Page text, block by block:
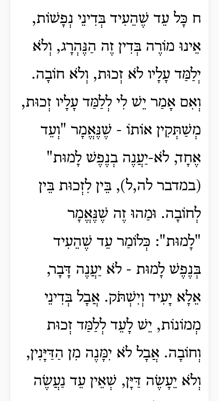
ח כָּל עֵד שֶׁהֵעִיד בְּדִינֵי נְפָשׁוֹת,
אֵינוּ מוֹרֶה בְּדִין זֶה הַנֶּהְרָג, וְלֹא
יְלַמַּד עָלָיו לֹא זְכוּת, וְלֹא חוֹבָה.
וְאִם אָמַר יֵשׁ לִי לְלַמַּד עָלָיו זְכוּת,
מְשַׁתְּקִין אוֹתוֹ - שֶׁנֶּאֱמָר "וְעֵד
אֶחָד, לֹא-יַעֲנֶה בְנֶפֶשׁ לָמוּת"
(במדבר לה,ל), בֵּין לִזְכוּת בֵּין
לְחוֹבָה. וּמַהוּ זֶה שֶׁנֶּאֱמָר
"לָמוּת": כְּלוֹמַר עֵד שֶׁהֵעִיד
בְּנֶפֶשׁ לָמוּת - לֹא יַעֲנֶה דָּבָר,
אֵלָא יָעִיד וְיִשְׁתֹּק. אֲבָל בְּדִינֵי
מְמוֹנוֹת, יֵשׁ לָעֵד לְלַמַּד זְכוּת
וְחוֹבָה. אֲבָל לֹא יִמָּנֶה מִן הַדַּיָּנִין,
וְלֹא יֵעָשֶׂה דַּיָּן, שְׁאֵין עֵד נַעֲשֶׂה